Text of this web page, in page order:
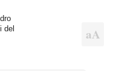
del